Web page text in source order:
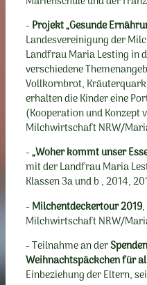
- Projekt „Gesunde
Landesvereinigung der
Landfrau Maria Lesting in
verschiedene
Vollkornbrot,
erhalten die Kinder eine
(Kooperation und Konzept
Milchwirtschaft NRW/
-„Woher kommt unser
mit der Landfrau Maria
Klassen 3a und b , 2014,
- Milchentdeckertour 2019,
Milchwirtschaft NRW/
- Teilnahme an der
Weihnachtspäckchen für
Einbeziehung der Eltern,